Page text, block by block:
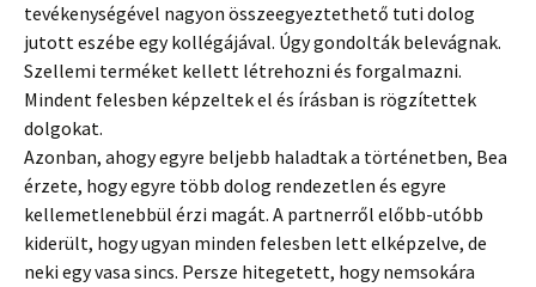
tevékenységével nagyon összeegyeztethető tuti dolog
jutott eszébe egy kollégájával. Úgy gondolták belevágnak.
Szellemi terméket kellett létrehozni és forgalmazni.
Mindent felesben képzeltek el és írásban is rögzítettek
dolgokat.
Azonban, ahogy egyre beljebb haladtak a történetben, Bea
érzete, hogy egyre több dolog rendezetlen és egyre
kellemetlenebbül érzi magát. A partnerről előbb-utóbb
kiderült, hogy ugyan minden felesben lett elképzelve, de
neki egy vasa sincs. Persze hitegetett, hogy nemsokára